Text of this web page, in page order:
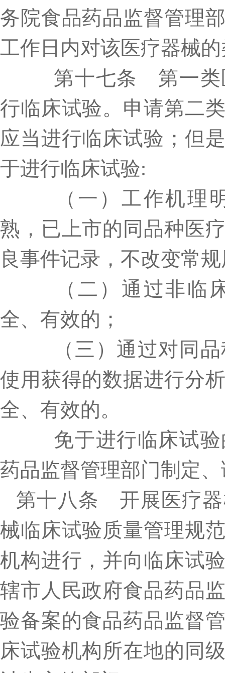
务院食品药品监督管理
工作日内对该医疗器械
第十七条 第一类医
行临床试验。申请第二
应当进行临床试验；但
于进行临床试验:
（一）工作机理明
熟，已上市的同品种医
良事件记录，不改变常
（二）通过非临床
全、有效的；
（三）通过对同品
使用获得的数据进行分
全、有效的。
免于进行临床试验
药品监督管理部门制定
第十八条 开展医疗器
械临床试验质量管理规
机构进行，并向临床试
辖市人民政府食品药品
验备案的食品药品监督
床试验机构所在地的同